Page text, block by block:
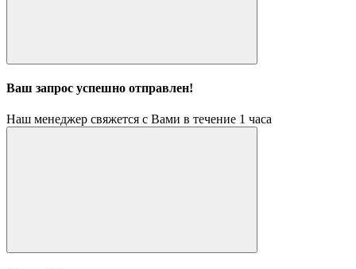
Ваш запрос успешно отправлен!
Наш менеджер свяжется с Вами в течение 1 часа